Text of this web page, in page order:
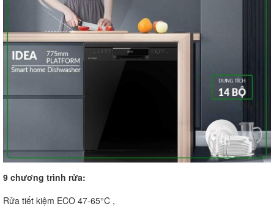
9 chương trình rửa:
Rửa tiết kiệm ECO 47-65°C ,